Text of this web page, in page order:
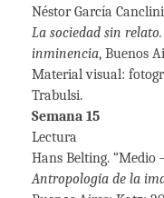
Néstor García
La sociedad sin
inminencia, Buenos
Material visual:
Trabulsi.
Semana 15
Lectura
Hans Belting. “Medio
Antropología de la